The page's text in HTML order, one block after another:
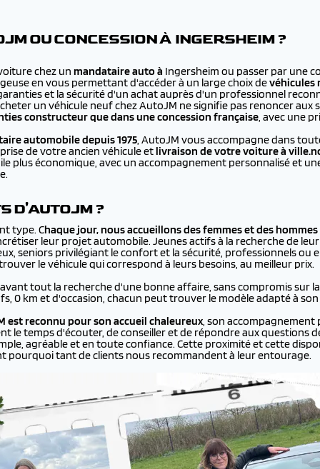
OU CONCESSION À INGERSHEIM ?
chez un mandataire auto à Ingersheim ou passer par une
en vous permettant d'accéder à un large choix devéhicules
et la sécurité d'un achat auprès d'un professionnel
un véhicule neuf chez AutoJM ne signifie pas renoncer
constructeur que dans une concession française, avec une
automobile depuis 1975, AutoJM vous accompagne dans
de votre ancien véhicule etlivraison de votre voiture à
plus économique, avec un accompagnement personnalisé et
D'AUTOJM ?
type. Chaque jour, nous accueillons des femmes et des
leur projet automobile. Jeunes actifs à la recherche de
seniors privilégiant le confort et la sécurité, professionnels ou
le véhicule qui correspond à leurs besoins, au meilleur prix.
tout la recherche d'une bonne affaire, sans compromis sur
0 km et d'occasion, chacun peut trouver le modèle adapté à
est reconnu pour son accueil chaleureux, son
le temps d'écouter, de conseiller et de répondre aux questions
agréable et en toute confiance. Cette proximité et cette
pourquoi tant de clients nous recommandent à leur entourage.